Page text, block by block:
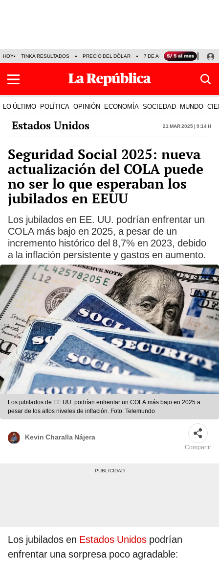
HOY TINKA RESULTADOS PRECIO DEL DÓLAR 7 DE AGOSTO OLLANTA
LO ÚLTIMO POLÍTICA OPINIÓN ECONOMÍA SOCIEDAD MUNDO
Estados Unidos 21 Mar 2025 | 9:14 h
Seguridad Social 2025: nueva
actualización del COLA puede
no ser lo que esperaban los
jubilados en EEUU
Los jubilados en EE. UU. podrían enfrentar un
COLA más bajo en 2025, a pesar de un
incremento histórico del 8,7% en 2023, debido
a la inflación persistente y gastos en aumento.
Los jubilados de EE.UU. podrían enfrentar un COLA más bajo en 2025 a
pesar de los altos niveles de inflación. Foto: Telemundo
Kevin Charalla Nájera
Compartir
Los jubilados en Estados Unidos podrían
enfrentar una sorpresa poco agradable: